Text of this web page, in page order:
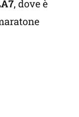
, dove è